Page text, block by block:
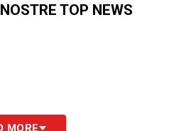
TOP NEWS
MORE